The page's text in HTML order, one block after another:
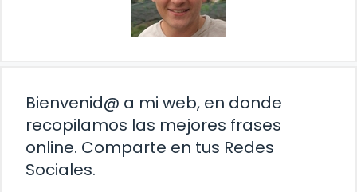
Bienvenid@ a mi web, en donde
recopilamos las mejores frases
online. Comparte en tus Redes
Sociales.